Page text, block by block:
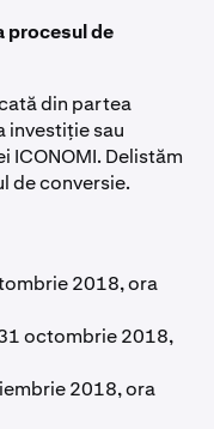
procesul de
din partea
investiție sau
Delistăm
de conversie.
2018, ora
octombrie 2018,
2018, ora